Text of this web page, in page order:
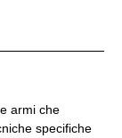
armi che
specifiche